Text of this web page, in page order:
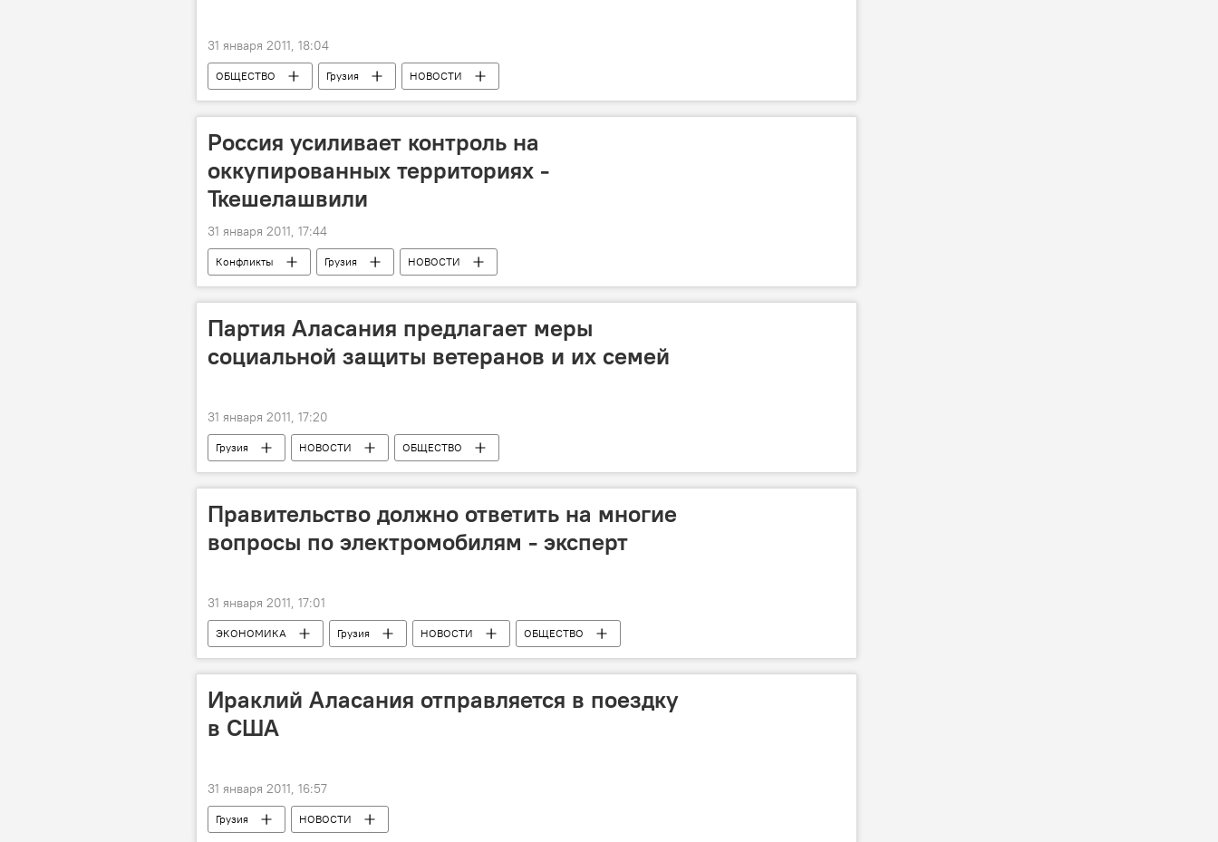
31 января 2011, 18:04
ОБЩЕСТВО Грузия НОВОСТИ
Россия усиливает контроль на
оккупированных территориях -
Ткешелашвили
31 января 2011, 17:44
Конфликты Грузия НОВОСТИ
Партия Аласания предлагает меры
социальной защиты ветеранов и их семей
31 января 2011, 17:20
Грузия НОВОСТИ ОБЩЕСТВО
Правительство должно ответить на многие
вопросы по электромобилям - эксперт
31 января 2011, 17:01
ЭКОНОМИКА Грузия НОВОСТИ ОБЩЕСТВО
Ираклий Аласания отправляется в поездку
в США
31 января 2011, 16:57
Грузия НОВОСТИ